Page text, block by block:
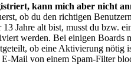
kann mich aber nicht
ob du den richtigen
13 Jahre alt bist, musst du bzw.
werden. Bei einigen Boards
ob eine Aktivierung nötig
E-Mail von einem Spam-Filter